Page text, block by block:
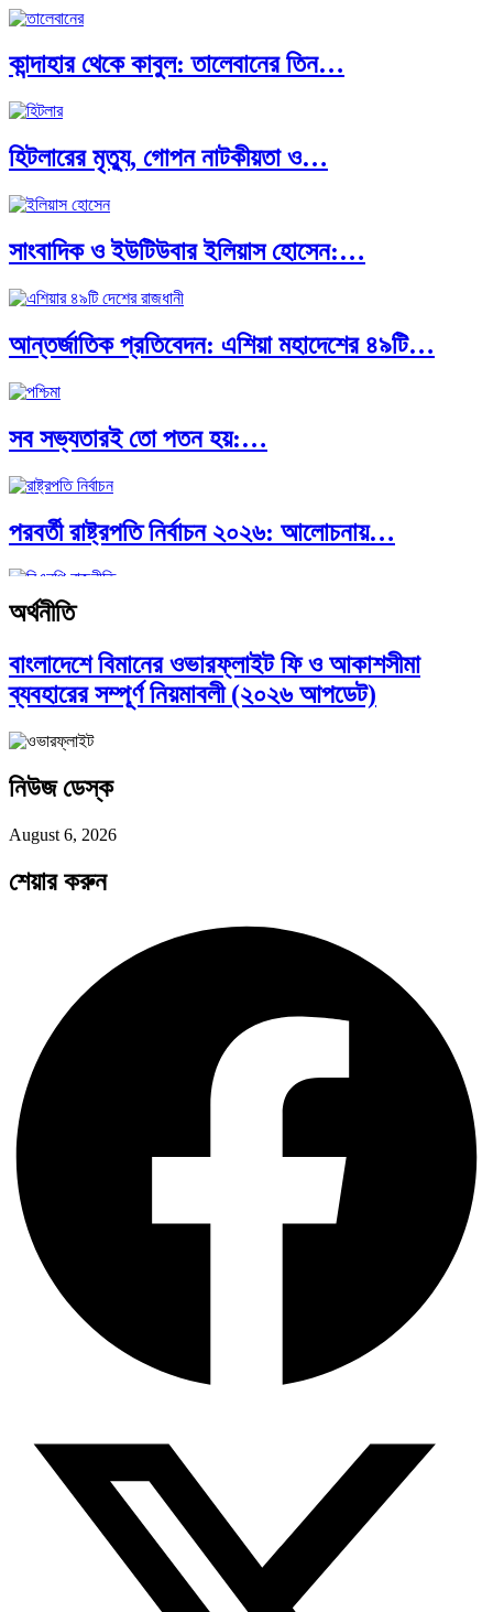
পৃথিবীতে বর্তমানে মোট দেশের সংখ্যা…
এশিয়ান সেঞ্চুরির দ্বৈরথ: চীন-ভারতের বৈশ্বিক…
পাকিস্তান, চীন ও বাংলাদেশ: তিন…
আমেরিকা সারা দুনিয়ায় গণতন্ত্রের গান…
কান্দাহার থেকে কাবুল: তালেবানের তিন…
হিটলারের মৃত্যু, গোপন নাটকীয়তা ও…
সাংবাদিক ও ইউটিউবার ইলিয়াস হোসেন:…
আন্তর্জাতিক প্রতিবেদন: এশিয়া মহাদেশের ৪৯টি…
সব সভ্যতারই তো পতন হয়:…
পরবর্তী রাষ্ট্রপতি নির্বাচন ২০২৬: আলোচনায়…
প্রথাগত মেধা, স্ট্র্যাটেজিক গভর্নেন্স ও…
পদ্মা সেতু ও রেল সংযোগ…
বৈশ্বিক অর্থব্যবস্থা, আইএমএফ-বিশ্বব্যাংক, ইসলামী
ব্যাংকিং…
অর্থ পাচারের মহাকাব্য: ১০০ ডলারের…
দক্ষিণ এশিয়ায় ‘জেন-জি’ বিপ্লব: বাংলাদেশ,…
বিশেষ ইন-ডেপ্থ রিপোর্ট: ক্রীড়া উৎসবে…
জিপিএ-৫-এর বন্যা, প্রকৌশলীদের বিসিএস-প্রেম এবং…
ভারত মহাসাগরের অশ্রু: শ্রীলঙ্কার ২৬…
অর্থনীতি
বাংলাদেশে বিমানের ওভারফ্লাইট ফি ও আকাশসীমা
ব্যবহারের সম্পূর্ণ নিয়মাবলী (২০২৬ আপডেট)
নিউজ ডেস্ক
August 6, 2026
শেয়ার করুন